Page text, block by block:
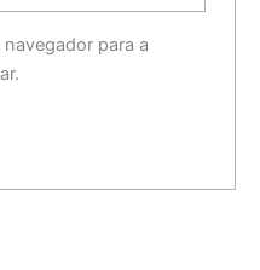
para a